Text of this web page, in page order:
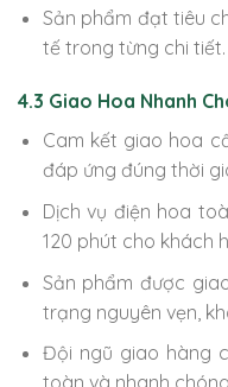
Sản phẩm đạt tiêu
tế trong từng chi tiết.
4.3 Giao Hoa Nhanh
Cam kết giao hoa
đáp ứng đúng thời
Dịch vụ điện hoa
120 phút cho khách
Sản phẩm được
trạng nguyên vẹn,
Đội ngũ giao hàng